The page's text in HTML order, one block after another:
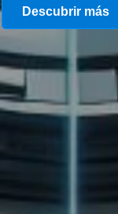
Descubrir más